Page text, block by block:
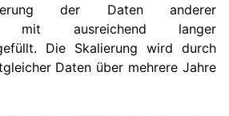
der Daten anderer
mit ausreichend langer
Die Skalierung wird durch
Daten über mehrere Jahre